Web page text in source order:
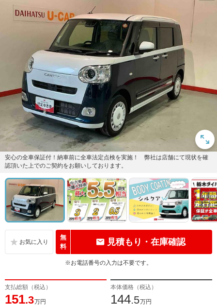
安心の全車保証付！納車前に全車法定点検を実施！ 弊社は店舗にて現状を確
認頂いた上でのご契約をお願いしております。
無
料
見積もり・在庫確認
※お電話番号の入力は不要です。
支払総額（税込）
151.3万円
本体価格（税込）
144.5万円